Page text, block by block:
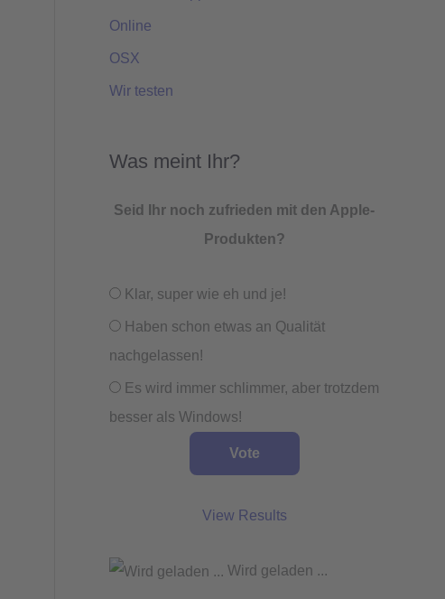
Online
OSX
Wir testen
Was meint Ihr?
Seid Ihr noch zufrieden mit den Apple-
Produkten?
Klar, super wie eh und je!
Haben schon etwas an Qualität
nachgelassen!
Es wird immer schlimmer, aber trotzdem
besser als Windows!
View Results
Wird geladen ...